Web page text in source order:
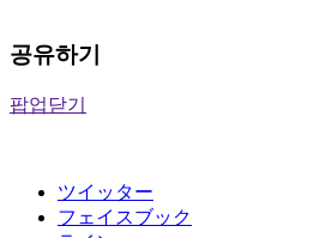
공유하기
팝업닫기
ツイッター
フェイスブック